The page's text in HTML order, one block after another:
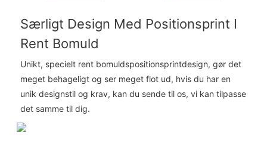
Særligt Design Med Positionsprint I
Rent Bomuld
Unikt, specielt rent bomuldspositionsprintdesign, gør det
meget behageligt og ser meget flot ud, hvis du har en
unik designstil og krav, kan du sende til os, vi kan tilpasse
det samme til dig.